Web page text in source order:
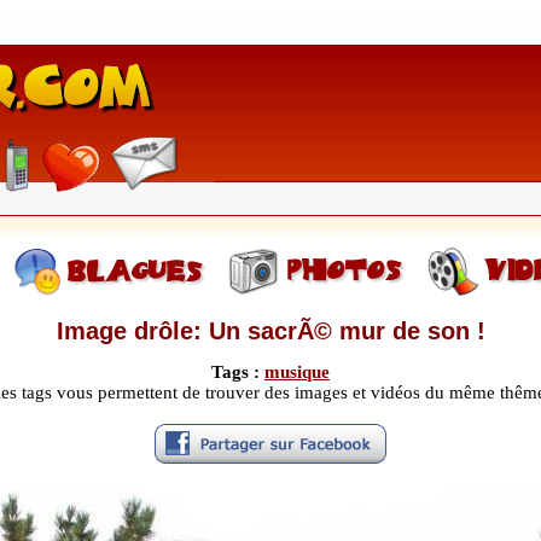
Image drôle: Un sacrÃ© mur de son !
Tags : musique
tags vous permettent de trouver des images et vidéos du même